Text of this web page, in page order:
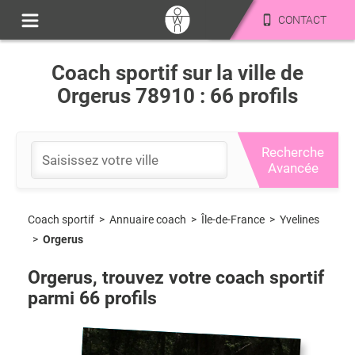
CONTACT
Coach sportif sur la ville de
Orgerus 78910 : 66 profils
Recherche
Avancée
Coach sportif > Annuaire coach > Île-de-France > Yvelines
> Orgerus
Orgerus, trouvez votre coach sportif
parmi 66 profils